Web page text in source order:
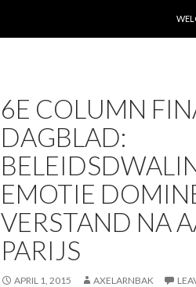
6E COLUMN
DAGBLAD:
EMOTIE
VERSTAND NA
PARIJS
APRIL 1, 2015 AXELARNBAK